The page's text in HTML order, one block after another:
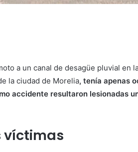
a un canal de desagüe pluvial en
la ciudad de Morelia, tenía apenas
accidente resultaron lesionadas
víctimas